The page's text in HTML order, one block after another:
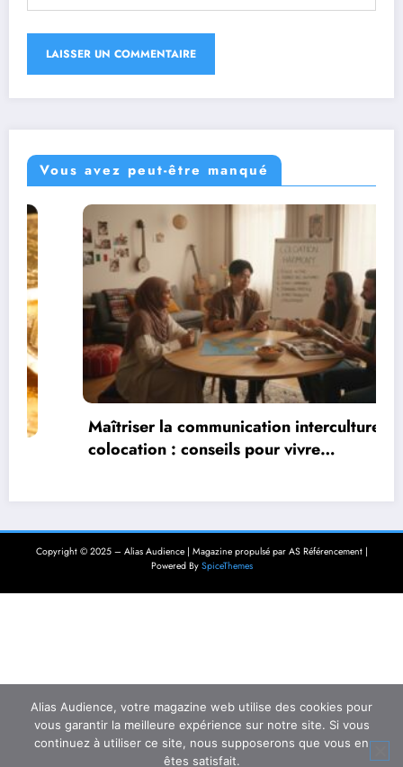
Vous avez peut-être manqué
Maîtriser la communication interculturelle en
colocation : conseils pour vivre
Copyright © 2025 – Alias Audience | Magazine propulsé par AS Référencement |
Powered By SpiceThemes
Alias Audience, votre magazine web utilise des cookies pour
vous garantir la meilleure expérience sur notre site. Si vous
continuez à utiliser ce site, nous supposerons que vous en
êtes satisfait.